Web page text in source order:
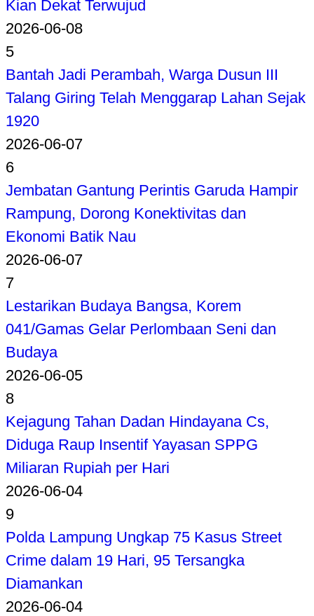
Kian Dekat Terwujud
2026-06-08
5
Bantah Jadi Perambah, Warga Dusun III
Talang Giring Telah Menggarap Lahan Sejak
1920
2026-06-07
6
Jembatan Gantung Perintis Garuda Hampir
Rampung, Dorong Konektivitas dan
Ekonomi Batik Nau
2026-06-07
7
Lestarikan Budaya Bangsa, Korem
041/Gamas Gelar Perlombaan Seni dan
Budaya
2026-06-05
8
Kejagung Tahan Dadan Hindayana Cs,
Diduga Raup Insentif Yayasan SPPG
Miliaran Rupiah per Hari
2026-06-04
9
Polda Lampung Ungkap 75 Kasus Street
Crime dalam 19 Hari, 95 Tersangka
Diamankan
2026-06-04